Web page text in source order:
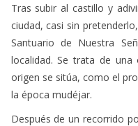
Tras subir al castillo y
ciudad, casi sin
Santuario de Nuestra
localidad. Se trata de una
origen se sitúa, como el
la época mudéjar.
Después de un recorrido